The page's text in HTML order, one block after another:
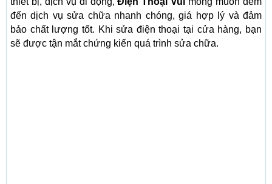
đến dịch vụ sửa chữa nhanh chóng, giá hợp lý và đảm
bảo chất lượng tốt. Khi sửa điện thoại tại cửa hàng, bạn
sẽ được tận mắt chứng kiến quá trình sửa chữa.